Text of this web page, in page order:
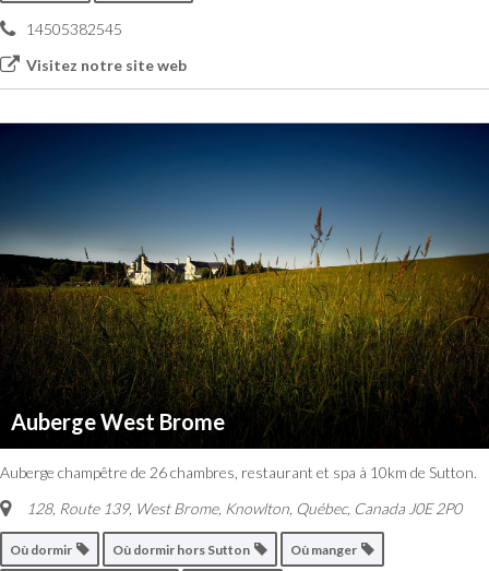
14505382545
Visitez notre site web
Auberge West Brome
Auberge champêtre de 26 chambres, restaurant et spa à 10km de Sutton.
128, Route 139, West Brome, Knowlton, Québec, Canada J0E 2P0
Où dormir Où dormir hors Sutton Où manger